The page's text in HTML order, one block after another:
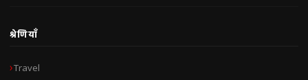
श्रेणियाँ
Travel